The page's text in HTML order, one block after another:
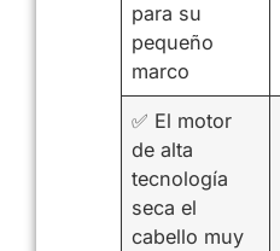
para su
pequeño
marco
✅ El motor
de alta
tecnología
seca el
cabello muy